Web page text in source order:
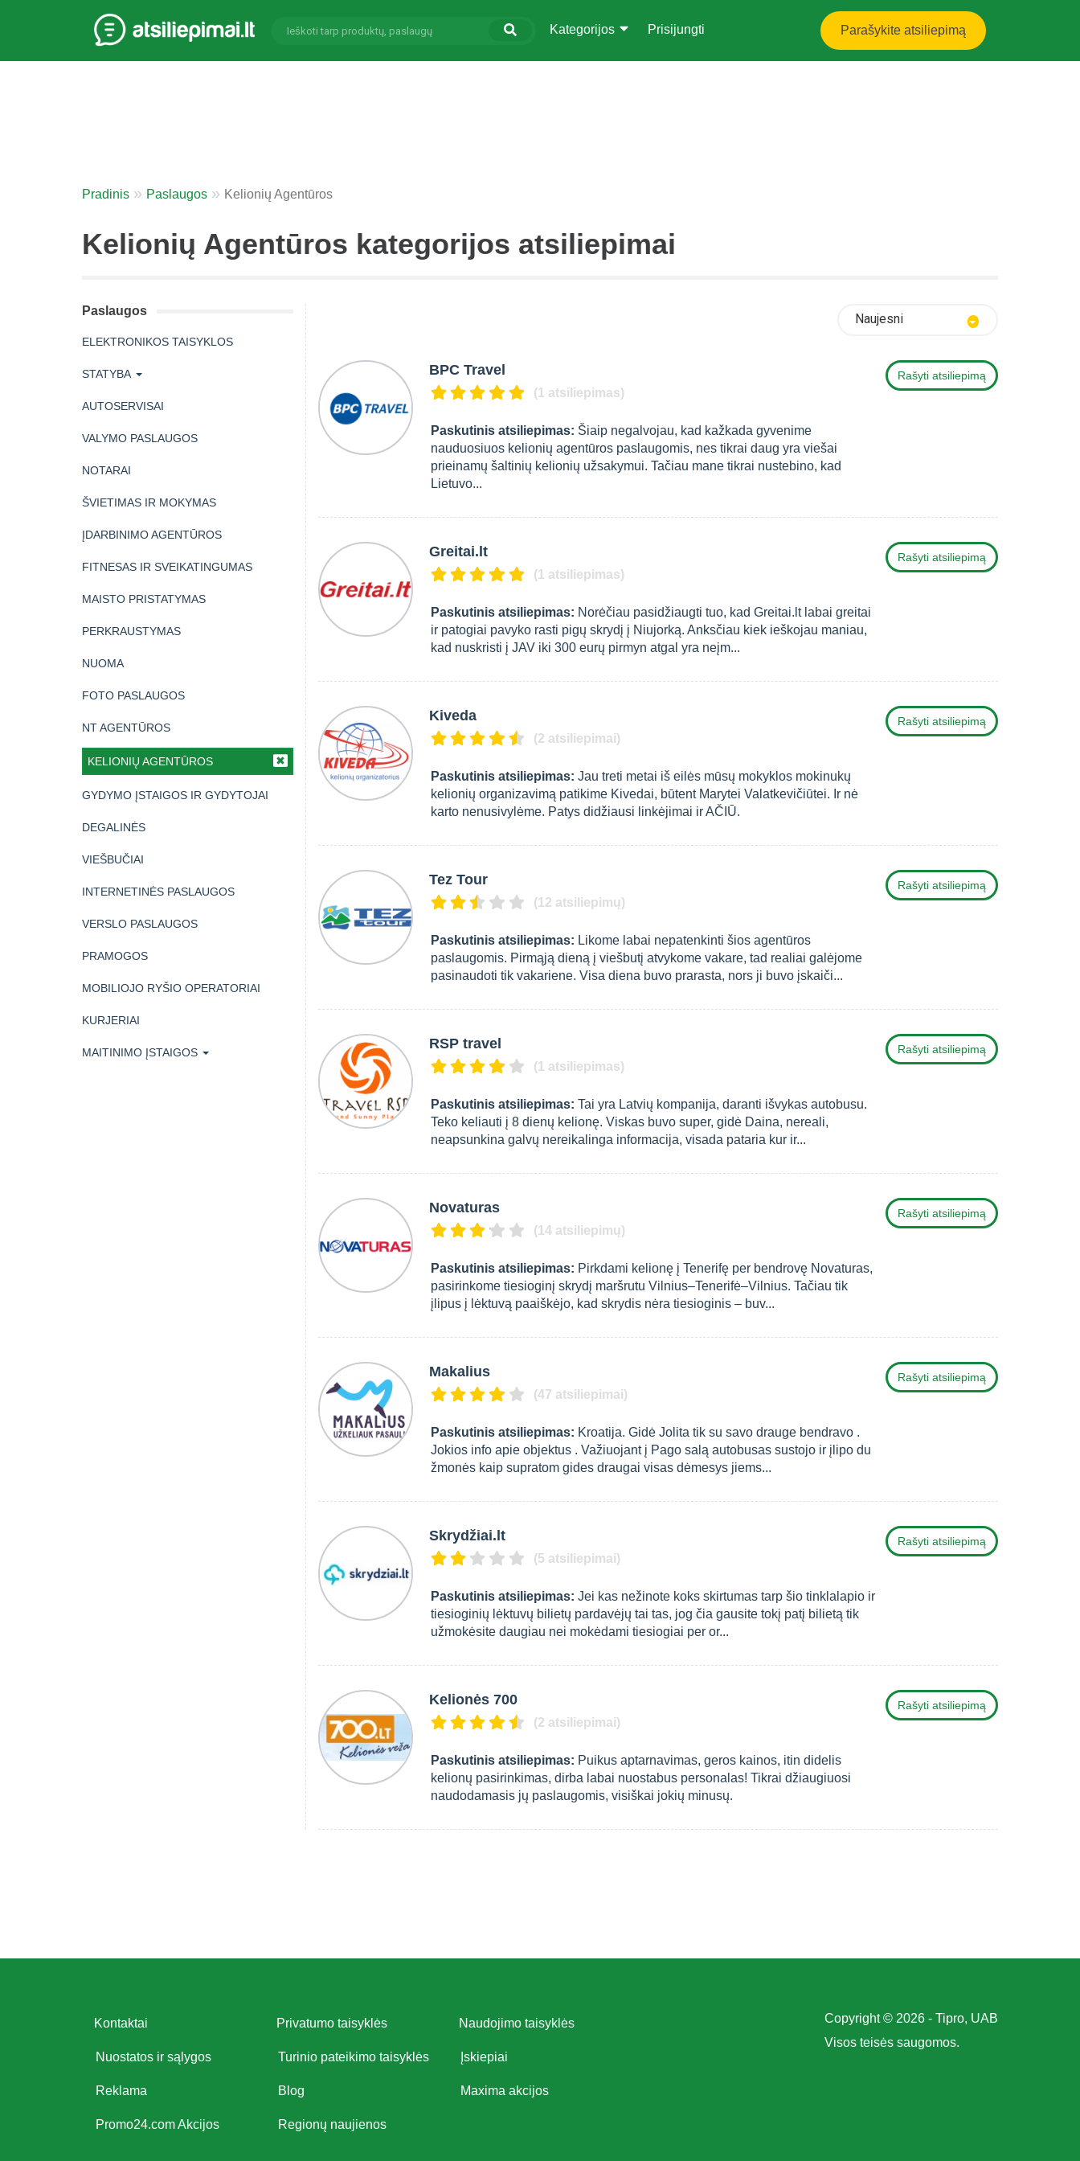
Parašykite atsiliepimą
Kategorijos Prisijungti
Pradinis Paslaugos Kelionių Agentūros
Kelionių Agentūros kategorijos atsiliepimai
Paslaugos
ELEKTRONIKOS TAISYKLOS
STATYBA
AUTOSERVISAI
VALYMO PASLAUGOS
NOTARAI
ŠVIETIMAS IR MOKYMAS
ĮDARBINIMO AGENTŪROS
FITNESAS IR SVEIKATINGUMAS
MAISTO PRISTATYMAS
PERKRAUSTYMAS
NUOMA
FOTO PASLAUGOS
NT AGENTŪROS
KELIONIŲ AGENTŪROS
GYDYMO ĮSTAIGOS IR GYDYTOJAI
DEGALINĖS
VIEŠBUČIAI
INTERNETINĖS PASLAUGOS
VERSLO PASLAUGOS
PRAMOGOS
MOBILIOJO RYŠIO OPERATORIAI
KURJERIAI
MAITINIMO ĮSTAIGOS
Naujesni
BPC Travel
(1 atsiliepimas)
Paskutinis atsiliepimas: Šiaip negalvojau, kad kažkada gyvenime
nauduosiuos kelionių agentūros paslaugomis, nes tikrai daug yra viešai
prieinamų šaltinių kelionių užsakymui. Tačiau mane tikrai nustebino, kad
Lietuvo...
Rašyti atsiliepimą
Greitai.lt
(1 atsiliepimas)
Paskutinis atsiliepimas: Norėčiau pasidžiaugti tuo, kad Greitai.lt labai greitai
ir patogiai pavyko rasti pigų skrydį į Niujorką. Anksčiau kiek ieškojau maniau,
kad nuskristi į JAV iki 300 eurų pirmyn atgal yra neįm...
Rašyti atsiliepimą
Kiveda
(2 atsiliepimai)
Paskutinis atsiliepimas: Jau treti metai iš eilės mūsų mokyklos mokinukų
kelionių organizavimą patikime Kivedai, būtent Marytei Valatkevičiūtei. Ir nė
karto nenusivylėme. Patys didžiausi linkėjimai ir AČIŪ.
Rašyti atsiliepimą
Tez Tour
(12 atsiliepimų)
Paskutinis atsiliepimas: Likome labai nepatenkinti šios agentūros
paslaugomis. Pirmąją dieną į viešbutį atvykome vakare, tad realiai galėjome
pasinaudoti tik vakariene. Visa diena buvo prarasta, nors ji buvo įskaiči...
Rašyti atsiliepimą
RSP travel
(1 atsiliepimas)
Paskutinis atsiliepimas: Tai yra Latvių kompanija, daranti išvykas autobusu.
Teko keliauti į 8 dienų kelionę. Viskas buvo super, gidė Daina, nereali,
neapsunkina galvų nereikalinga informacija, visada pataria kur ir...
Rašyti atsiliepimą
Novaturas
(14 atsiliepimų)
Paskutinis atsiliepimas: Pirkdami kelionę į Tenerifę per bendrovę Novaturas,
pasirinkome tiesioginį skrydį maršrutu Vilnius–Tenerifė–Vilnius. Tačiau tik
įlipus į lėktuvą paaiškėjo, kad skrydis nėra tiesioginis – buv...
Rašyti atsiliepimą
Makalius
(47 atsiliepimai)
Paskutinis atsiliepimas: Kroatija. Gidė Jolita tik su savo drauge bendravo .
Jokios info apie objektus . Važiuojant į Pago salą autobusas sustojo ir įlipo du
žmonės kaip supratom gides draugai visas dėmesys jiems...
Rašyti atsiliepimą
Skrydžiai.lt
(5 atsiliepimai)
Paskutinis atsiliepimas: Jei kas nežinote koks skirtumas tarp šio tinklalapio ir
tiesioginių lėktuvų bilietų pardavėjų tai tas, jog čia gausite tokį patį bilietą tik
užmokėsite daugiau nei mokėdami tiesiogiai per or...
Rašyti atsiliepimą
Kelionės 700
(2 atsiliepimai)
Paskutinis atsiliepimas: Puikus aptarnavimas, geros kainos, itin didelis
kelionų pasirinkimas, dirba labai nuostabus personalas! Tikrai džiaugiuosi
naudodamasis jų paslaugomis, visiškai jokių minusų.
Rašyti atsiliepimą
Kontaktai Privatumo taisyklės Naudojimo taisyklės
Nuostatos ir sąlygos Turinio pateikimo taisyklės Įskiepiai
Reklama Blog Maxima akcijos
Promo24.com Akcijos Regionų naujienos
Copyright © 2026 - Tipro, UAB
Visos teisės saugomos.